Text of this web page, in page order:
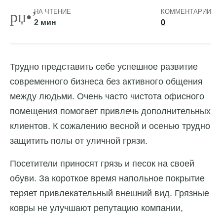
НА ЧТЕНИЕ
2 мин
КОММЕНТАРИИ
0
Трудно представить себе успешное развитие
современного бизнеса без активного общения
между людьми. Очень часто чистота офисного
помещения помогает привлечь дополнительных
клиентов. К сожалению весной и осенью трудно
защитить полы от уличной грязи.
Посетители приносят грязь и песок на своей
обуви. За короткое время напольное покрытие
теряет привлекательный внешний вид. Грязные
ковры не улучшают репутацию компании,